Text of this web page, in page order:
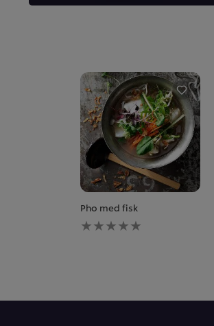
Pho med fisk
Ingen
bedømmelser